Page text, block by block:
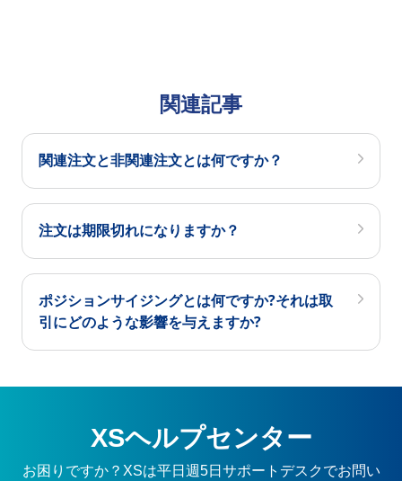
関連記事
関連注文と非関連注文とは何ですか？
注文は期限切れになりますか？
ポジションサイジングとは何ですか?それは取
引にどのような影響を与えますか?
XSヘルプセンター
お困りですか？XSは平日週5日サポートデスクでお問い